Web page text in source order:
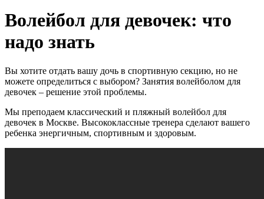
Волейбол для девочек: что
надо знать
Вы хотите отдать вашу дочь в спортивную секцию, но не
можете определиться с выбором? Занятия волейболом для
девочек – решение этой проблемы.
Мы преподаем классический и пляжный волейбол для
девочек в Москве. Высококлассные тренера сделают вашего
ребенка энергичным, спортивным и здоровым.